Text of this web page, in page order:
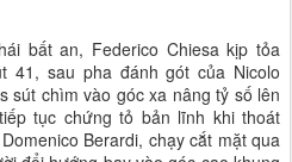
bất an, Federico Chiesa kịp tỏa
41, sau pha đánh gót của Nicolo
sút chìm vào góc xa nâng tỷ số lên
tục chứng tỏ bản lĩnh khi thoát
Berardi, chạy cắt mặt qua